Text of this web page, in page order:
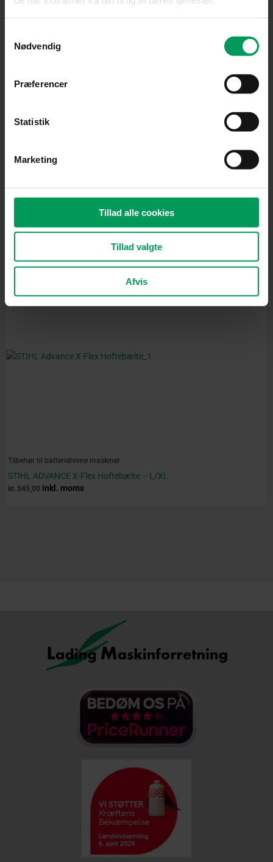
Nødvendig
Præferencer
Statistik
Marketing
Tillad alle cookies
Tillad valgte
Afvis
Tilbehør til batteridrevne maskiner
STIHL ADVANCE X-Flex Hoftebælte – M/L
kr.525,00 inkl. moms
Tilbehør til batteridrevne maskiner
STIHL ADVANCE X-Flex Hoftebælte – L/XL
kr. 545,00 inkl. moms